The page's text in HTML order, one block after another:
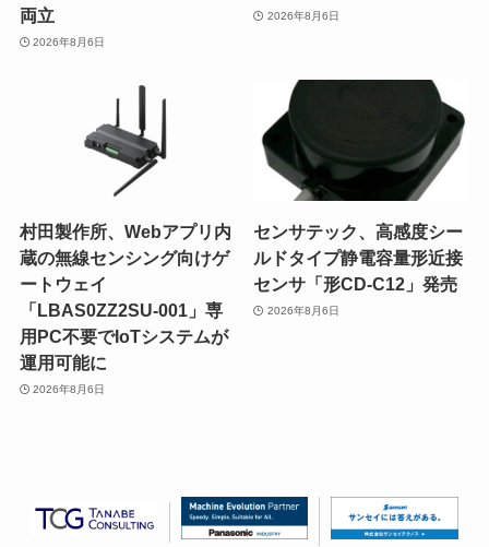
両立
2026年8月6日
2026年8月6日
村田製作所、Webアプリ内
蔵の無線センシング向けゲ
ートウェイ
「LBAS0ZZ2SU-001」専
用PC不要でIoTシステムが
運用可能に
2026年8月6日
センサテック、高感度シー
ルドタイプ静電容量形近接
センサ「形CD-C12」発売
2026年8月6日